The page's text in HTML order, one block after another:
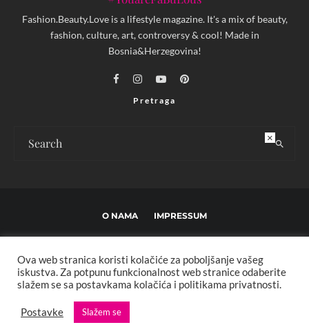
Fashion.Beauty.Love is a lifestyle magazine. It's a mix of beauty,
fashion, culture, art, controversy & cool! Made in
Bosnia&Herzegovina!
Pretraga
O NAMA IMPRESSUM
POLITIKA PRIVATNOSTI MARKETING KONTAKT
Copyright © 2013 - 2025 FBL creative. Sva prava zadržana. Developed by:
XStreamThemes
Ova web stranica koristi kolačiće za poboljšanje vašeg
iskustva. Za potpunu funkcionalnost web stranice odaberite
slažem se sa postavkama kolačića i politikama privatnosti.
Postavke Slažem se
×